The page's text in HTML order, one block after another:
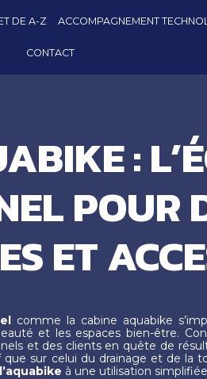
DE A-Z ACCOMPAGNEMENT
CONTACT
:
POUR
ET
comme la cabine aquabike
et les espaces bien-être.
et des clients en quête de
sur celui du drainage et de la
à une utilisation